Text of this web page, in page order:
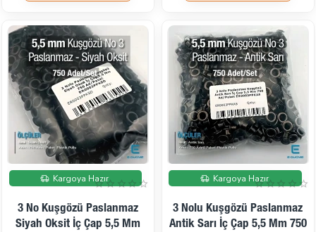
İndirimde
Kargoya Hazır
3 No Kuşgözü Paslanmaz
Siyah Oksit İç Çap 5,5 Mm
İndirimde
Kargoya Hazır
3 Nolu Kuşgözü Paslanmaz
Antik Sarı İç Çap 5,5 Mm 750